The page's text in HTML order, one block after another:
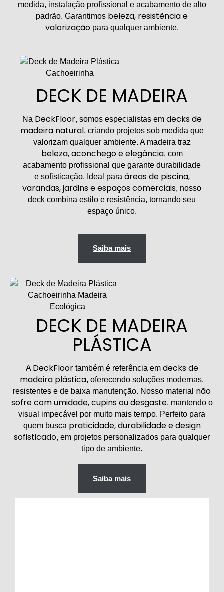
medida, instalação profissional e acabamento de alto
padrão. Garantimos beleza, resistência e
valorizaçãopara qualquer ambiente.
DECK DE MADEIRA
Na DeckFloor, somos especialistas em decks de
madeira natural, criando projetos sob medida que
valorizam qualquer ambiente. A madeira traz
beleza, aconchego e elegância, com
acabamento profissional que garante durabilidade
e sofisticação. Ideal para áreas de piscina,
varandas, jardins e espaços comerciais, nosso
deck combina estilo e resistência, tornando seu
espaço único.
Saiba mais
DECK DE MADEIRA
PLÁSTICA
A DeckFloortambém é referência em decks de
madeira plástica, oferecendo soluções modernas,
resistentes e de baixa manutenção. Nosso material não
sofre com umidade, cupins ou desgaste, mantendo o
visual impecável por muito mais tempo. Perfeito para
quem busca praticidade, durabilidade e design
sofisticado, em projetos personalizados para qualquer
tipo de ambiente.
Saiba mais